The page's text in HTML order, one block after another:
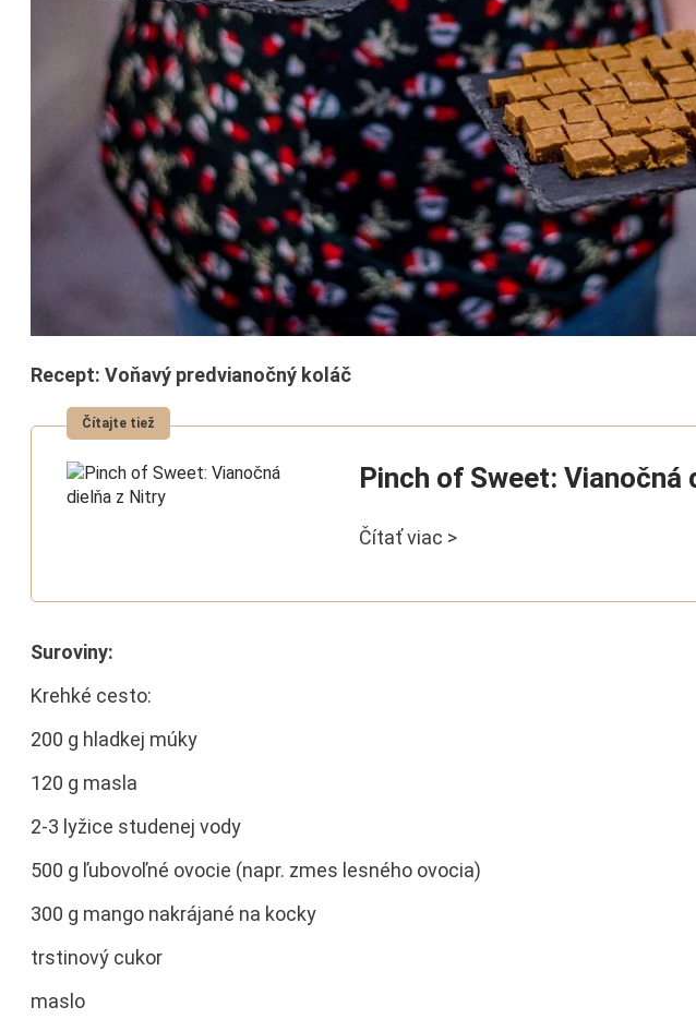
Recept: Voňavý predvianočný koláč
Pinch of Sweet: Vianočná
Čítať viac >
Suroviny:
Krehké cesto:
200 g hladkej múky
120 g masla
2-3 lyžice studenej vody
500 g ľubovoľné ovocie (napr. zmes lesného ovocia)
300 g mango nakrájané na kocky
trstinový cukor
maslo